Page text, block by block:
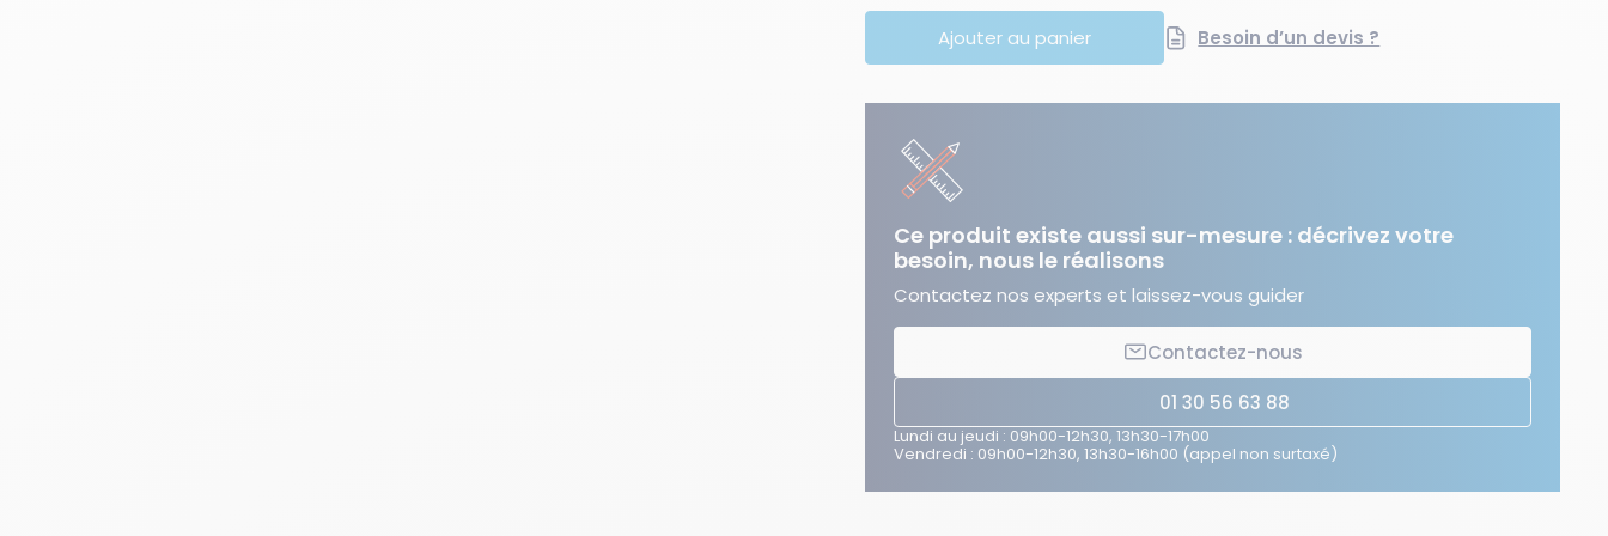
Ajouter au panier Besoin d’un devis ?
Ce produit existe aussi sur-mesure : décrivez votre
besoin, nous le réalisons
Contactez nos experts et laissez-vous guider
Contactez-nous
01 30 56 63 88
Lundi au jeudi : 09h00-12h30, 13h30-17h00
Vendredi : 09h00-12h30, 13h30-16h00 (appel non surtaxé)